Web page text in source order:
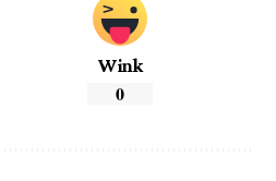
Wink
0